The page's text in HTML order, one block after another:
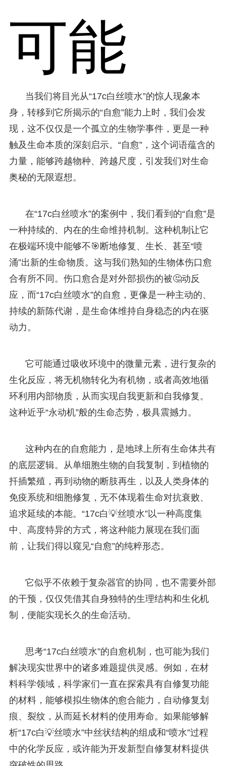
可能
当我们将目光从“17c白丝喷水”的惊人现象本
身，转移到它所揭示的“自愈”能力上时，我们会发
现，这不仅仅是一个孤立的生物学事件，更是一种
触及生命本质的深刻启示。“自愈”，这个词语蕴含的
力量，能够跨越物种、跨越尺度，引发我们对生命
奥秘的无限遐想。
在“17c白丝喷水”的案例中，我们看到的“自愈”是
一种持续的、内在的生命维持机制。这种机制让它
在极端环境中能够不🎯断地修复、生长、甚至“喷
涌”出新的生命物质。这与我们熟知的生物体伤口愈
合有所不同。伤口愈合是对外部损伤的被🤔动反
应，而“17c白丝喷水”的自愈，更像是一种主动的、
持续的新陈代谢，是生命体维持自身稳态的内在驱
动力。
它可能通过吸收环境中的微量元素，进行复杂的
生化反应，将无机物转化为有机物，或者高效地循
环利用内部物质，从而实现自我更新和自我修复。
这种近乎“永动机”般的生命态势，极具震撼力。
这种内在的自愈能力，是地球上所有生命体共有
的底层逻辑。从单细胞生物的自我复制，到植物的
扦插繁殖，再到动物的断肢再生，以及人类身体的
免疫系统和细胞修复，无不体现着生命对抗衰败、
追求延续的本能。“17c白💡丝喷水”以一种高度集
中、高度特异的方式，将这种能力展现在我们面
前，让我们得以窥见“自愈”的纯粹形态。
它似乎不依赖于复杂器官的协同，也不需要外部
的干预，仅仅凭借其自身独特的生理结构和生化机
制，便能实现长久的生命活动。
思考“17c白丝喷水”的自愈机制，也可能为我们
解决现实世界中的诸多难题提供灵感。例如，在材
料科学领域，科学家们一直在探索具有自修复功能
的材料，能够模拟生物体的愈合能力，自动修复划
痕、裂纹，从而延长材料的使用寿命。如果能够解
析“17c白💡丝喷水”中丝状结构的组成和“喷水”过程
中的化学反应，或许能为开发新型自修复材料提供